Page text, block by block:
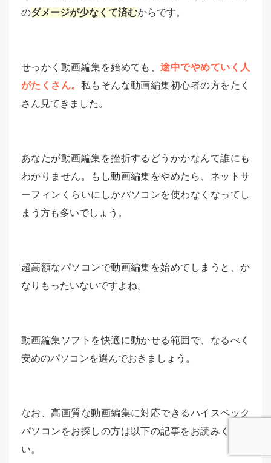
のダメージが少なくて済むからです。
せっかく動画編集を始めても、途中でやめていく人
がたくさん。 私もそんな動画編集初心者の方をたく
さん見てきました。
あなたが動画編集を挫折するどうかかなんて誰にも
わかりません。もし動画編集をやめたら、ネットサ
ーフィンくらいにしかパソコンを使わなくなってし
まう方も多いでしょう。
超高額なパソコンで動画編集を始めてしまうと、か
なりもったいないですよね。
動画編集ソフトを快適に動かせる範囲で、なるべく
安めのパソコンを選んでおきましょう。
なお、高画質な動画編集に対応できるハイスペック
パソコンをお探しの方は以下の記事をお読みくださ
い。